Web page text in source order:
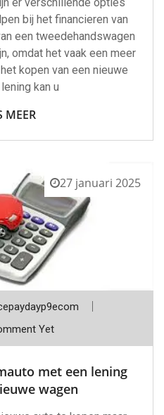
bij het financieren van
een tweedehandswagen
omdat het vaak een meer
kopen van een nieuwe
kan u
MEER
27 januari 2025
Yet
met een lening
wagen